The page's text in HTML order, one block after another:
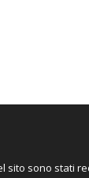
sito sono stati